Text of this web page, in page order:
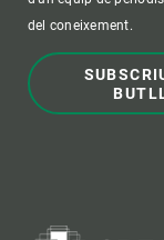
del coneixement.